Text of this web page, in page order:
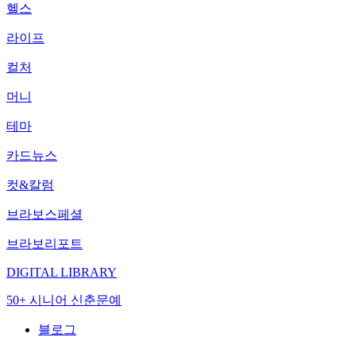
헬스
라이프
컬처
머니
테마
카드뉴스
컷&칼럼
브라보스페셜
브라보리포트
DIGITAL LIBRARY
50+ 시니어 신춘문예
블로그